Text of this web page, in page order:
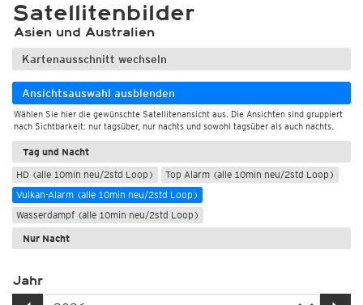
Satellitenbilder
Asien und Australien
Kartenausschnitt wechseln
Ansichtsauswahl ausblenden
Wählen Sie hier die gewünschte Satellitenansicht aus. Die Ansichten sind gruppiert
nach Sichtbarkeit: nur tagsüber, nur nachts und sowohl tagsüber als auch nachts.
Tag und Nacht
HD (alle 10min neu/2std Loop)
Top Alarm (alle 10min neu/2std Loop)
Vulkan-Alarm (alle 10min neu/2std Loop)
Wasserdampf (alle 10min neu/2std Loop)
Nur Nacht
Jahr